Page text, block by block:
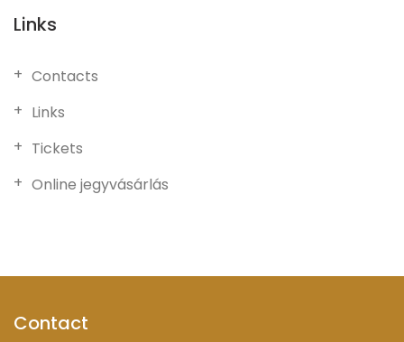
Links
Contacts
Links
Tickets
Online jegyvásárlás
Contact